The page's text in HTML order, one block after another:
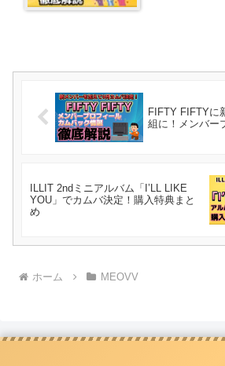
FIFTY FIFTYに
組に！メンバー
ILLIT 2ndミニアルバム「I’LL LIKE
YOU」でカムバ決定！購入特典まと
め
ホーム MEOVV